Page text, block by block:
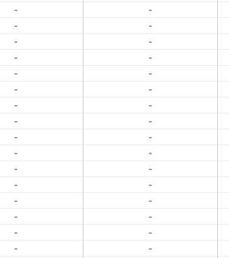
- -
- -
- -
- -
- -
- -
- -
- -
- -
- -
- -
- -
- -
- -
- -
- -